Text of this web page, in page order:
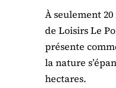
À seulement
de Loisirs Le
présente
la nature
hectares.